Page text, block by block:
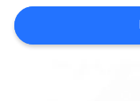
QUALITÉ